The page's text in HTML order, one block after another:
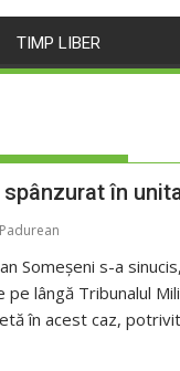
TIMP LIBER
în
Someşeni s-a
lângă Tribunalul
în acest caz,